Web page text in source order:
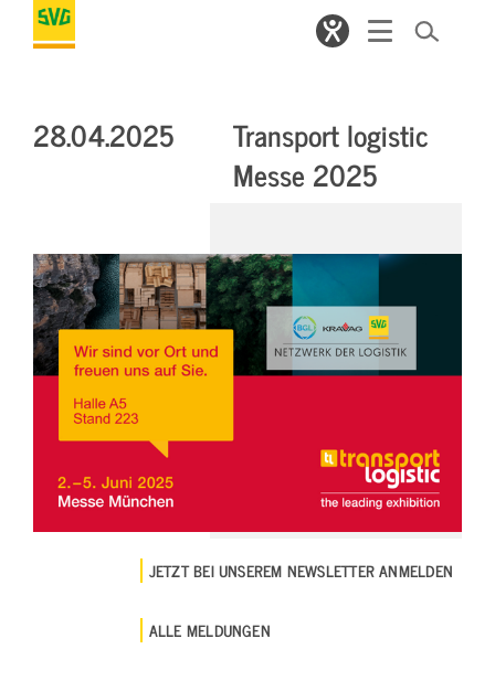
28.04.2025
Transport logistic
Messe 2025
JETZT BEI UNSEREM NEWSLETTER ANMELDEN
ALLE MELDUNGEN